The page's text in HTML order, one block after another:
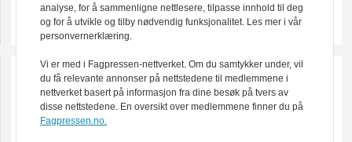
analyse, for å sammenligne nettlesere, tilpasse innhold til deg
og for å utvikle og tilby nødvendig funksjonalitet. Les mer i vår
personvernerklæring.
Vi er med i Fagpressen-nettverket. Om du samtykker under, vil
du få relevante annonser på nettstedene til medlemmene i
nettverket basert på informasjon fra dine besøk på tvers av
disse nettstedene. En oversikt over medlemmene finner du på
Fagpressen.no.